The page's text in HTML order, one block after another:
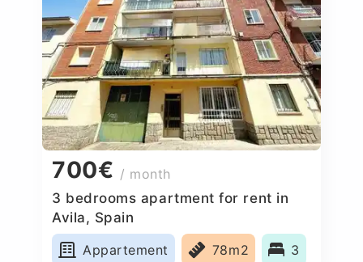
700€ / month
3 bedrooms apartment for rent in
Avila, Spain
Appartement
78m2 3